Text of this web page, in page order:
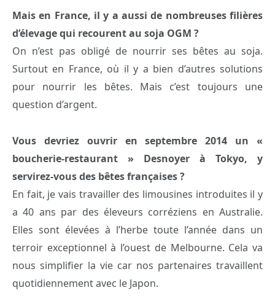
Mais en France, il y a aussi de nombreuses filières
d’élevage qui recourent au soja OGM ?
On n’est pas obligé de nourrir ses bêtes au soja.
Surtout en France, où il y a bien d’autres solutions
pour nourrir les bêtes. Mais c’est toujours une
question d’argent.
Vous devriez ouvrir en septembre 2014 un «
boucherie-restaurant » Desnoyer à Tokyo, y
servirez-vous des bêtes françaises ?
En fait, je vais travailler des limousines introduites il y
a 40 ans par des éleveurs corréziens en Australie.
Elles sont élevées à l’herbe toute l’année dans un
terroir exceptionnel à l’ouest de Melbourne. Cela va
nous simplifier la vie car nos partenaires travaillent
quotidiennement avec le Japon.